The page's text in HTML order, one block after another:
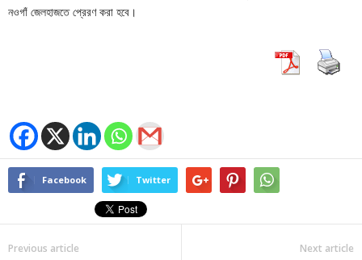
নওগাঁ জেলহাজতে প্রেরণ করা হবে।
Facebook Twitter
Previous article Next article